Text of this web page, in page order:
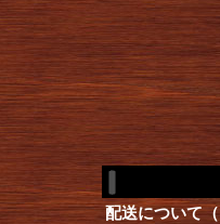
配送について（